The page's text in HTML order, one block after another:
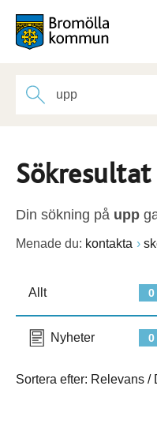
Sökresultat
Din sökning på upp
Menade du: kontakta
0
Allt
0
Nyheter
Sortera efter: Relevans /